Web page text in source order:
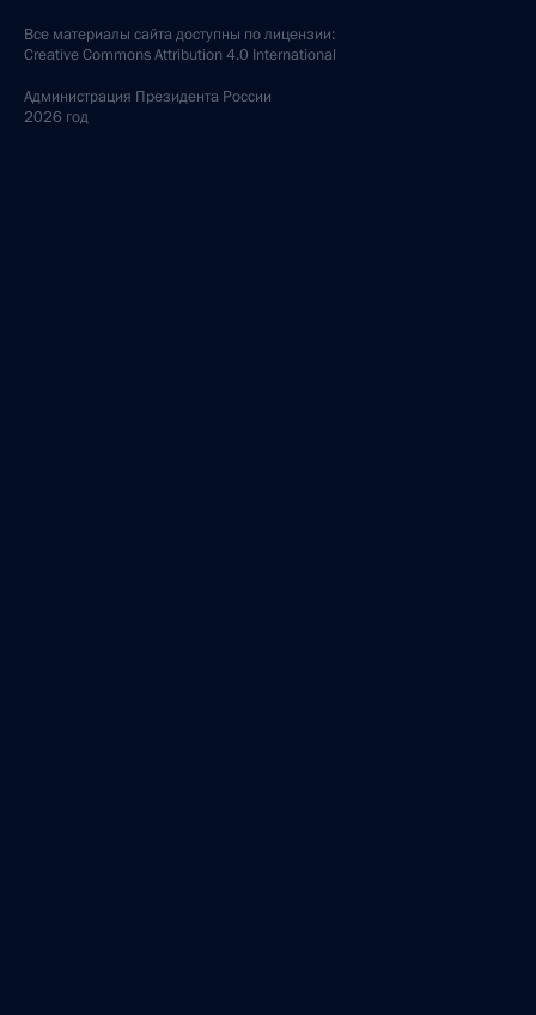
Все материалы сайта доступны по лицензии:
Creative Commons Attribution 4.0 International
Администрация Президента России
2026 год